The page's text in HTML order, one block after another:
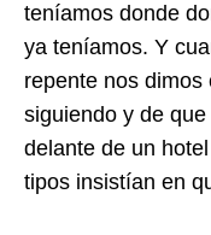
teníamos donde
ya teníamos. Y
repente nos
siguiendo y de
delante de un
tipos insistían en